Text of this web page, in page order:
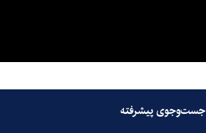
جست‌وجوی پیشرفته